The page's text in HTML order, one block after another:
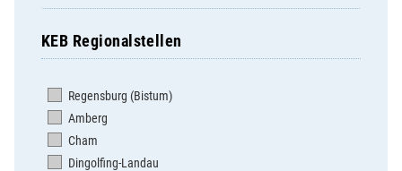
Aiglsbach-St.Leonhard
Attenhofen-St. Nikolaus
Bad Abbach St. Nikolaus
Bad Gögging-St. Andreas
KEB Regionalstellen
Regensburg (Bistum)
Amberg
Cham
Dingolfing-Landau